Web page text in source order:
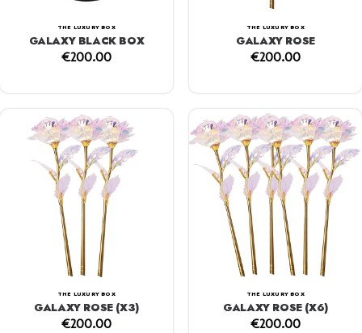
THE LUXURY BOX
GALAXY BLACK BOX
€200.00
THE LUXURY BOX
GALAXY ROSE
€200.00
THE LUXURY BOX
GALAXY ROSE (X3)
€200.00
THE LUXURY BOX
GALAXY ROSE (X6)
€200.00